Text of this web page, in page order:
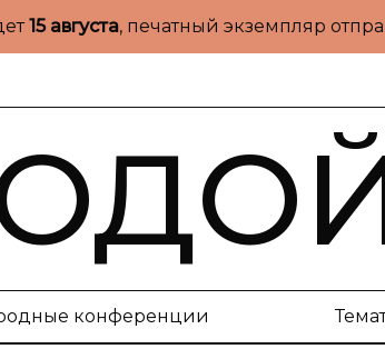
15 августа, печатный экземпляр
конференции